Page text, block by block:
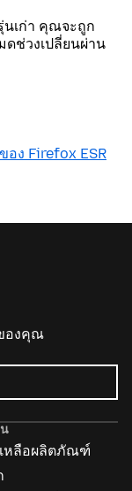
นเก่า คุณจะถูก
ดช่วงเปลี่ยนผ่าน
อง Firefox ESR
องคุณ
หลือผลิตภัณฑ์